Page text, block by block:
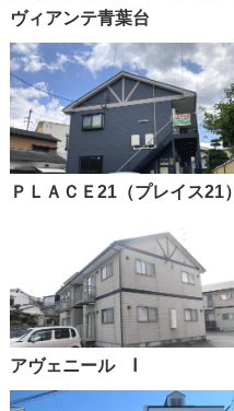
ヴィアンテ青葉台
ＰＬＡＣＥ21（プレイス21）
アヴェニール Ⅰ